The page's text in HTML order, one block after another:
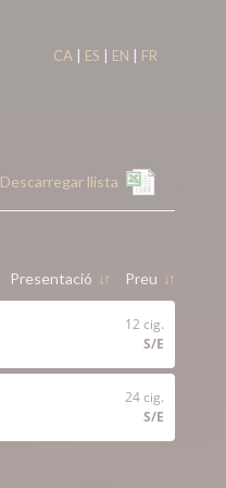
CA | ES | EN | FR
Descarregar llista
↓↑
Presentació ↓↑
Preu
12 cig.
S/E
24 cig.
S/E